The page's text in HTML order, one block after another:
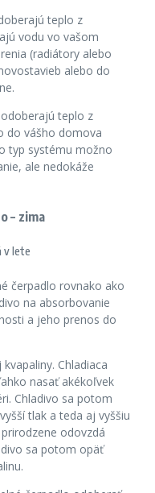
teplo z
vodu vo vašom
(radiátory alebo
alebo do
odoberajú teplo z
do vášho domova
typ systému možno
ale nedokáže
– zima
v lete
čerpadlo rovnako ako
na absorbovanie
a jeho prenos do
Chladiaca
nasať akékoľvek
Chladivo sa potom
tlak a teda aj vyššiu
odovzdá
sa potom opäť